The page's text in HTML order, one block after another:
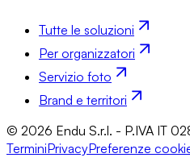
Tutte le soluzioni
Per organizzatori
Servizio foto
Brand e territori
© 2026 Endu S.r.l. - P.IVA IT
TerminiPrivacyPreferenze